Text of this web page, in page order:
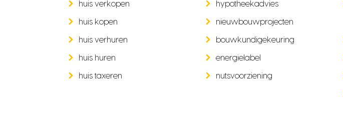
huis verkopen
huis kopen
huis verhuren
huis huren
huis taxeren
hypotheekadvies
nieuwbouwprojecten
bouwkundigekeuring
energielabel
nutsvoorziening